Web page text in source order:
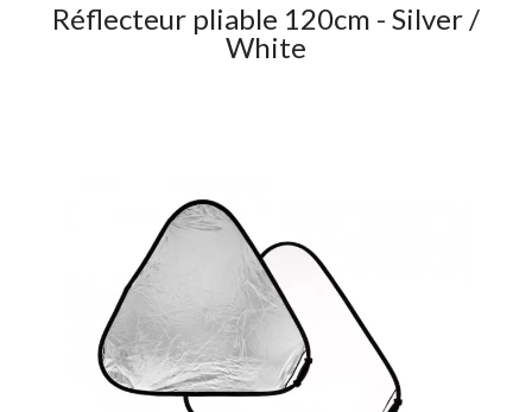
Réflecteur pliable 120cm - Silver /
White